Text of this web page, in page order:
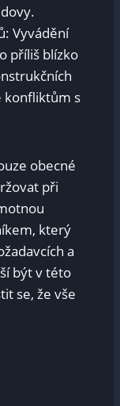
Vyvádění
příliš blízko
konfliktům s
obecné
při
který
a
být v této
se, že vše